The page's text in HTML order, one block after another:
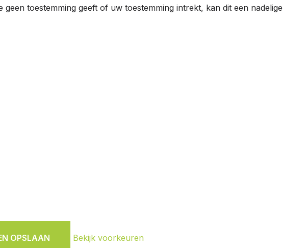
toestemming geeft of uw toestemming intrekt, kan dit een nadelige
OPSLAAN Bekijk voorkeuren